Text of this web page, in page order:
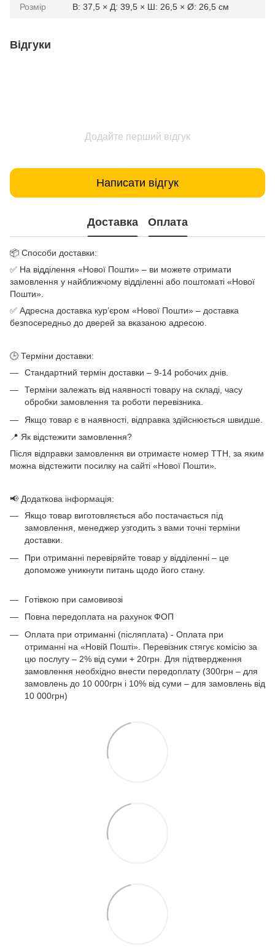
Розмір В: 37,5 × Д: 39,5 × Ш: 26,5 × Ø: 26,5 см
Відгуки
Додайте перший відгук
Написати відгук
Доставка Оплата
📦 Способи доставки:
✅ На відділення «Нової Пошти» – ви можете отримати
замовлення у найближчому відділенні або поштоматі «Нової
Пошти».
✅ Адресна доставка кур’єром «Нової Пошти» – доставка
безпосередньо до дверей за вказаною адресою.
🕒 Терміни доставки:
Стандартний термін доставки – 9-14 робочих днів.
Терміни залежать від наявності товару на складі, часу
обробки замовлення та роботи перевізника.
Якщо товар є в наявності, відправка здійснюється швидше.
📍 Як відстежити замовлення?
Після відправки замовлення ви отримаєте номер ТТН, за яким
можна відстежити посилку на сайті «Нової Пошти».
📢 Додаткова інформація:
Якщо товар виготовляється або постачається під
замовлення, менеджер узгодить з вами точні терміни
доставки.
При отриманні перевіряйте товар у відділенні – це
допоможе уникнути питань щодо його стану.
Готівкою при самовивозі
Повна передоплата на рахунок ФОП
Оплата при отриманні (післяплата) - Оплата при
отриманні на «Новій Пошті». Перевізник стягує комісію за
цю послугу – 2% від суми + 20грн. Для підтвердження
замовлення необхідно внести передоплату (300грн – для
замовлень до 10 000грн і 10% від суми – для замовлень від
10 000грн)